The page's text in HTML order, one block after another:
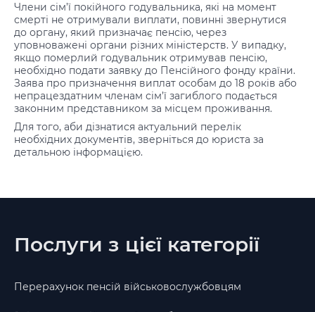
Члени сім’ї покійного годувальника, які на момент
смерті не отримували виплати, повинні звернутися
до органу, який призначає пенсію, через
уповноважені органи різних міністерств. У випадку,
якщо померлий годувальник отримував пенсію,
необхідно подати заявку до Пенсійного фонду країни.
Заява про призначення виплат особам до 18 років або
непрацездатним членам сім’ї загиблого подається
законним представником за місцем проживання.
Для того, аби дізнатися актуальний перелік
необхідних документів, зверніться до юриста за
детальною інформацією.
Послуги з цієї категорії
Перерахунок пенсій військовослужбовцям